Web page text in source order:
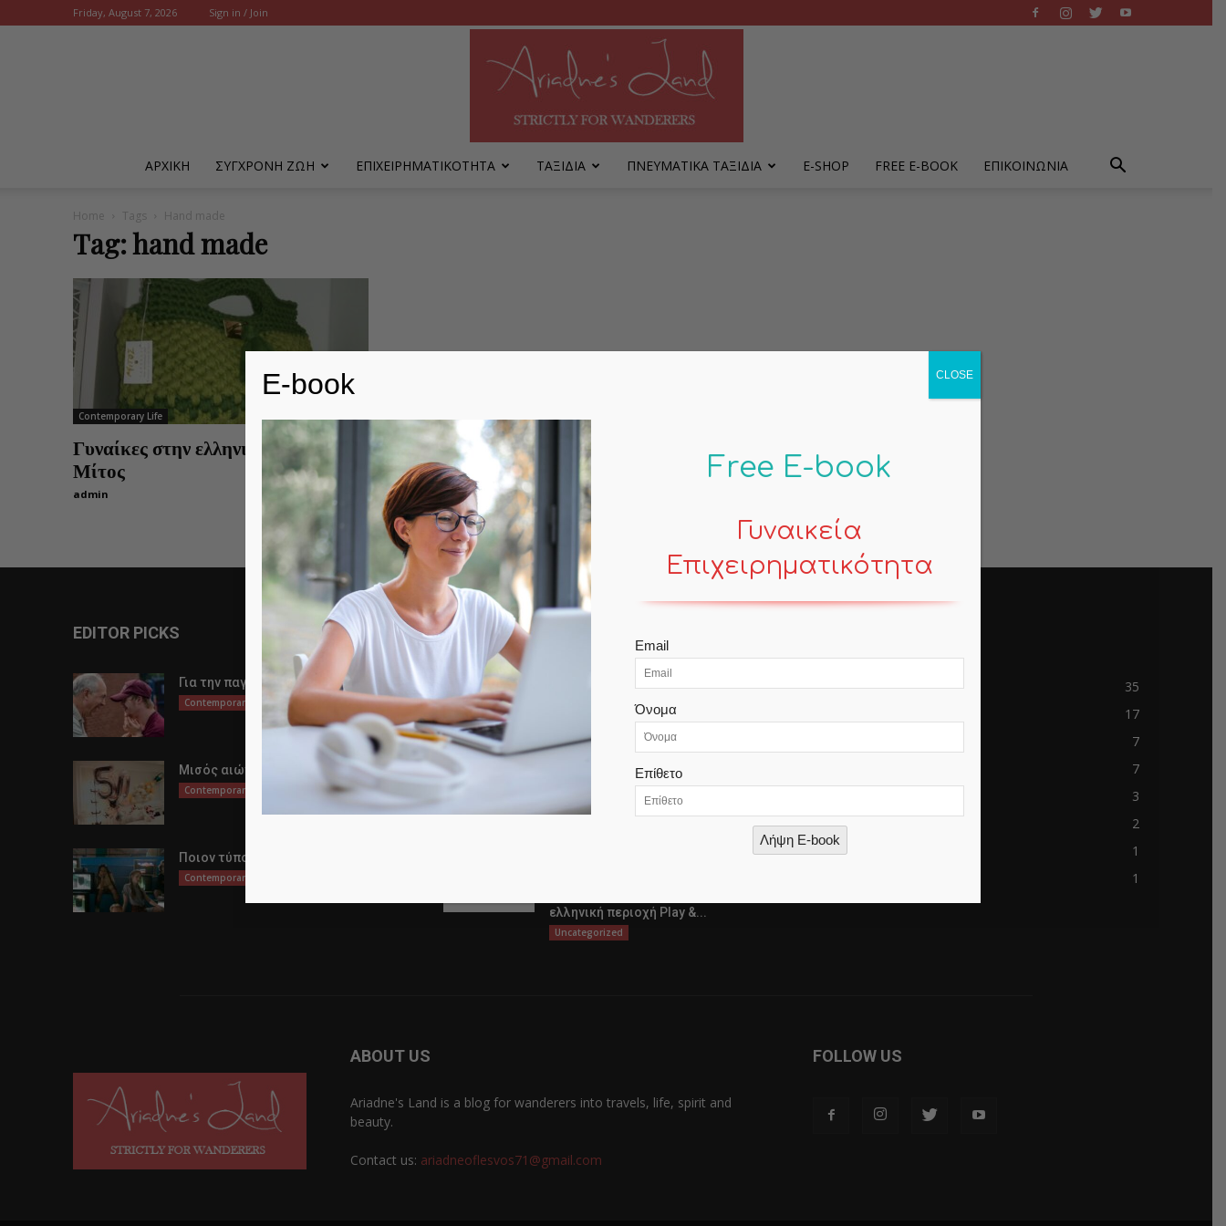
Friday, August 7, 2026 Sign in / Join
ΑΡΧΙΚΗ ΣΥΓΧΡΟΝΗ ΖΩΗ ΕΠΙΧΕΙΡΗΜΑΤΙΚΟΤΗΤΑ ΤΑΞΙΔΙΑ ΠΝΕΥΜΑΤΙΚΑ ΤΑΞΙΔΙΑ Ε-SHOP FREE E-BOOK ΕΠΙΚΟΙΝΩΝΙΑ
Home Tags Hand made
Tag: hand made
Contemporary Life
Γυναίκες στην ελληνική αγορά – Ο
Μίτος
admin 0
EDITOR PICKS
Για την παγκόσμια μέρα αυτισμού
Contemporary Life
Μισός αιώνας ζωής
Contemporary Life
Ποιον τύπο Λυκείου να επιλέξω;
Contemporary Life
POPULAR POSTS
Contemporary Life
Ο μαλακομαγνήτης του
Φατσοβιβλίου
Contemporary Life
ελληνική περιοχή Play &...
Uncategorized
Contemporary Life
35
17
7
7
3
blokkfont.com
2
nesrf.org.uk
1
1
ABOUT US
Ariadne's Land is a blog for wanderers into travels, life, spirit and
beauty.
Contact us: ariadneoflesvos71@gmail.com
FOLLOW US
E-book
Free E-book
Γυναικεία
Επιχειρηματικότητα
Email
Όνομα
Επίθετο
Λήψη E-book
CLOSE